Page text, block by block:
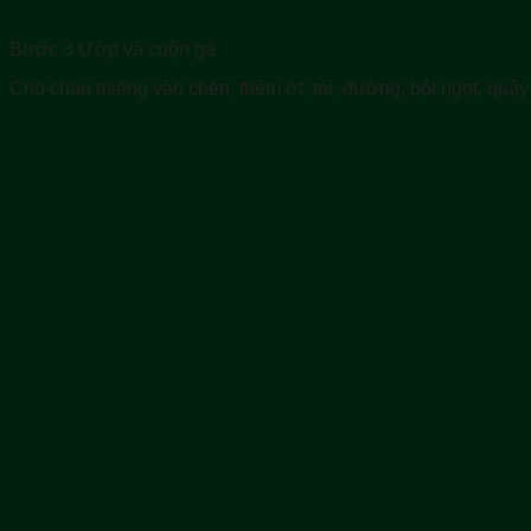
Bước 3 Ướp và cuộn gà
Cho chao miếng vào chén, thêm ớt, tỏi, đường, bột ngọt,